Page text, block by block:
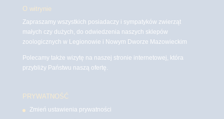
O witrynie
Zapraszamy wszystkich posiadaczy i sympatyków zwierząt
małych czy dużych, do odwiedzenia naszych sklepów
zoologicznych w Legionowie i Nowym Dworze Mazowieckim
Polecamy także wizytę na naszej stronie internetowej, która
przybliży Państwu naszą ofertę.
PRYWATNOŚĆ
Zmień ustawienia prywatności